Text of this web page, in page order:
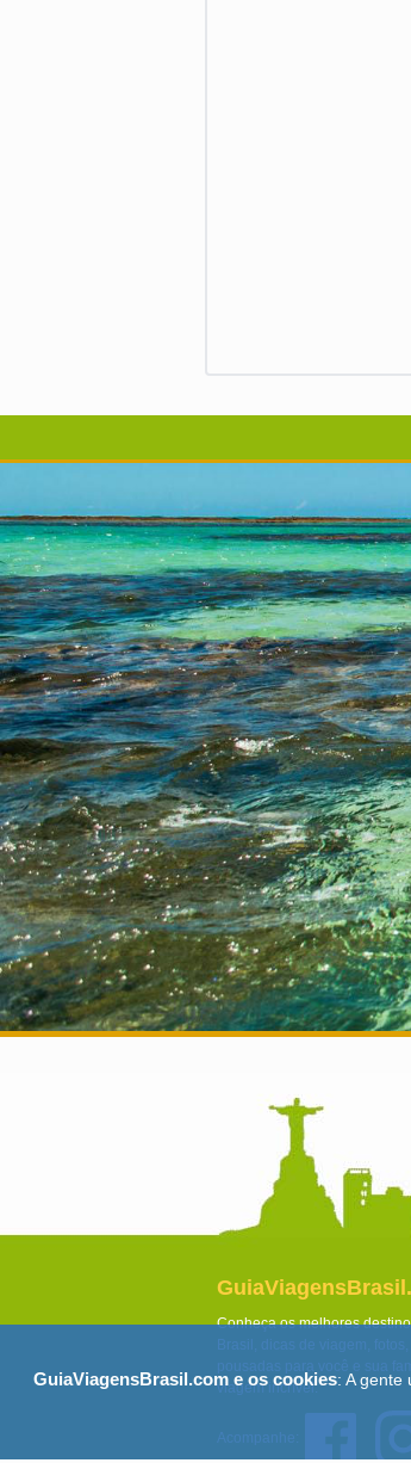
Conheça os melhores
Brasil, dicas de viagem,
pousadas para você e sua
viagem incrível.
Acompanhe:
GuiaViagensBrasil.com e os cookies: A gente